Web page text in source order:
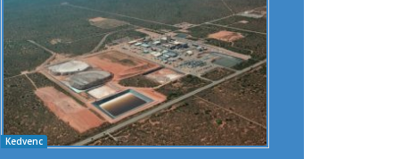
Kedvenc